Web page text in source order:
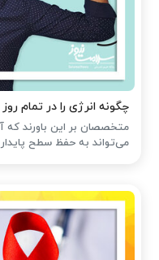
چگونه انرژی را در تمام
متخصصان بر این باورند که
می‌تواند به حفظ سطح